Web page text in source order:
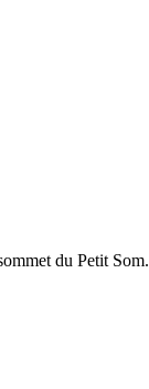
du Petit Som.